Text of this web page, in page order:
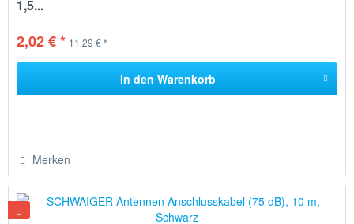
1,5...
2,02 € * 11,29 € *
In den Warenkorb
Merken